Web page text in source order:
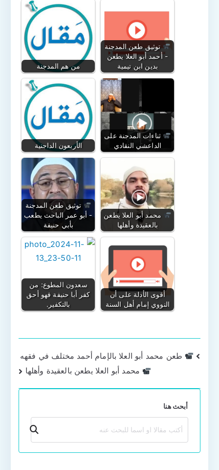
من هم المدجنة
توثيق طعن المدجنة
- أحمد أبو العلا يطعن
بدين ابن تيمية
الأربعون الداجنية
ثناءات المدجنة على
الداعشي النقادي
توثيق طعن المدجنة
- أبو عمر الباحث يطعب
بأبي حنيفة
محمد أبو العلا يطعن
بالعقيدة وأهلها
سعدون المطوع: من
كفر أبا حنيفة فهو أحق
بالتكفير.
أقوى الأدلة على أن
النووي إمام أهل السنة
تصفّح
المقالات
طعن محمد أبو العلا بالإمام أحمد مختلف في فقهه
محمد أبو العلا يطعن بالعقيدة وأهلها
أبحث هنا
بحث